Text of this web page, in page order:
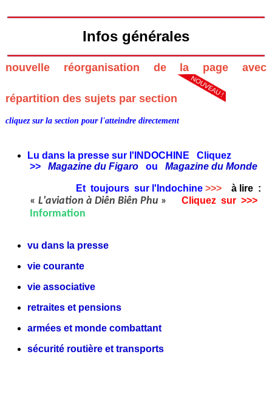
Infos générales
nouvelle réorganisation de la page avec
répartition des sujets par section
cliquez sur la section pour l'atteindre directement
Lu dans la presse sur l'INDOCHINE Cliquez
>>
Magazine du Figaro ou Magazine du Monde
Et toujours sur l'Indochine>>> à lire :
«L'aviation à Diên Biên Phu »Cliquez sur >>>
Information
vu dans la presse
vie courante
vie associative
retraites et pensions
armées et monde combattant
sécurité routière et transports